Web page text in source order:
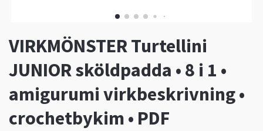
VIRKMÖNSTER Turtellini
JUNIOR sköldpadda • 8 i 1 •
amigurumi virkbeskrivning •
crochetbykim • PDF